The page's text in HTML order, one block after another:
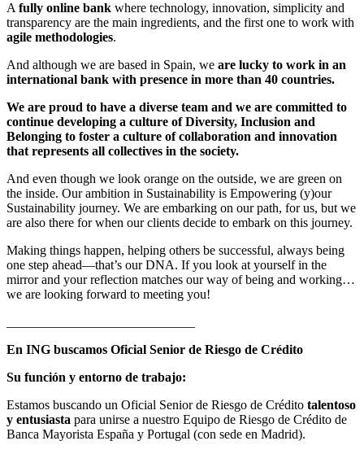
A fully online bank where technology, innovation, simplicity and
transparency are the main ingredients, and the first one to work with
agile methodologies.
And although we are based in Spain, we are lucky to work in an
international bank with presence in more than 40 countries.
We are proud to have a diverse team and we are committed to
continue developing a culture of Diversity, Inclusion and
Belonging to foster a culture of collaboration and innovation
that represents all collectives in the society.
And even though we look orange on the outside, we are green on
the inside. Our ambition in Sustainability is Empowering (y)our
Sustainability journey. We are embarking on our path, for us, but we
are also there for when our clients decide to embark on this journey.
Making things happen, helping others be successful, always being
one step ahead—that’s our DNA. If you look at yourself in the
mirror and your reflection matches our way of being and working…
we are looking forward to meeting you!
En ING buscamos Oficial Senior de Riesgo de Crédito
Su función y entorno de trabajo:
Estamos buscando un Oficial Senior de Riesgo de Crédito talentoso
y entusiasta para unirse a nuestro Equipo de Riesgo de Crédito de
Banca Mayorista España y Portugal (con sede en Madrid).